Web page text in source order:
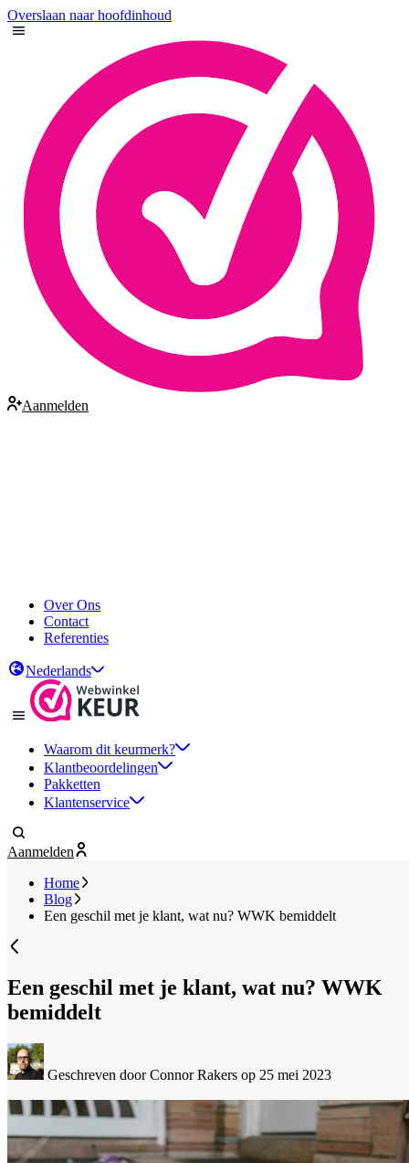
Overslaan naar hoofdinhoud
Aanmelden
Over Ons
Contact
Referenties
Nederlands
Waarom dit keurmerk?
Klantbeoordelingen
Pakketten
Klantenservice
Aanmelden
Home
Blog
Een geschil met je klant, wat nu? WWK bemiddelt
Een geschil met je klant, wat nu? WWK
bemiddelt
Geschreven door Connor Rakers op 25 mei 2023